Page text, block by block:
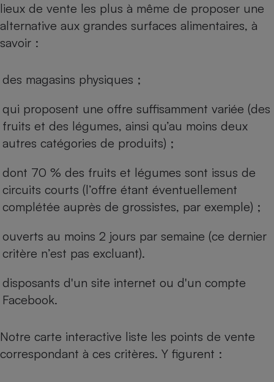
lieux de vente les plus à même de proposer une
alternative aux grandes surfaces alimentaires, à
savoir :
des magasins physiques ;
qui proposent une offre suffisamment variée (des
fruits et des légumes, ainsi qu’au moins deux
autres catégories de produits) ;
dont 70 % des fruits et légumes sont issus de
circuits courts (l’offre étant éventuellement
complétée auprès de grossistes, par exemple) ;
ouverts au moins 2 jours par semaine (ce dernier
critère n’est pas excluant).
disposants d'un site internet ou d'un compte
Facebook.
Notre carte interactive liste les points de vente
correspondant à ces critères. Y figurent :